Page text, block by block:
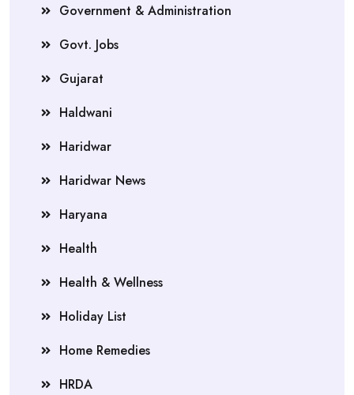
Government & Administration
Govt. Jobs
Gujarat
Haldwani
Haridwar
Haridwar News
Haryana
Health
Health & Wellness
Holiday List
Home Remedies
HRDA